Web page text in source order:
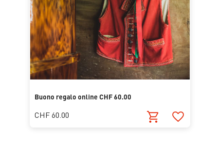
Buono regalo online CHF 60.00
CHF 60.00